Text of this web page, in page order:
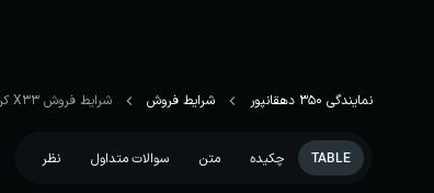
نمایندگی 350 دهقانپور شرایط فروش شرایط فروش X33 کراس CVT (X33 Cross CVT)
TABLE چکیده متن سوالات متداول نظر